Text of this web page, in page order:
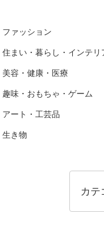
ファッション
住まい・暮らし・インテリ
美容・健康・医療
趣味・おもちゃ・ゲーム
アート・工芸品
生き物
カテ